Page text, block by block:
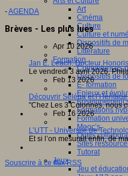
Art
Cinéma
Culture
Culture et
Dispositifs de
Littérature
Formation
Compétences
Dispositifs de
E- formation
Enjeux et
Enseignement
Formations
Formation
Mooc’s
Outils
Sites
Tutorat
Jeux
Jeu et
-AGENDA
Brèves - Les plus lues
Apr 10 2026
Jan E. Leach, Docteur
Le vendredi 3 avril 2026,
Feb 13 2026
Découvrir Séléna et
"Chez Les 3 Colonnes, nous
Feb 16 2026
L’UTT - Université de
Et si l’on mesurait enfin, de
Souscrire à ce flux RSS